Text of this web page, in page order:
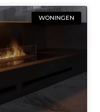
WONINGEN